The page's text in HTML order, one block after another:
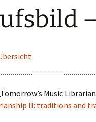
Music
II: traditions and